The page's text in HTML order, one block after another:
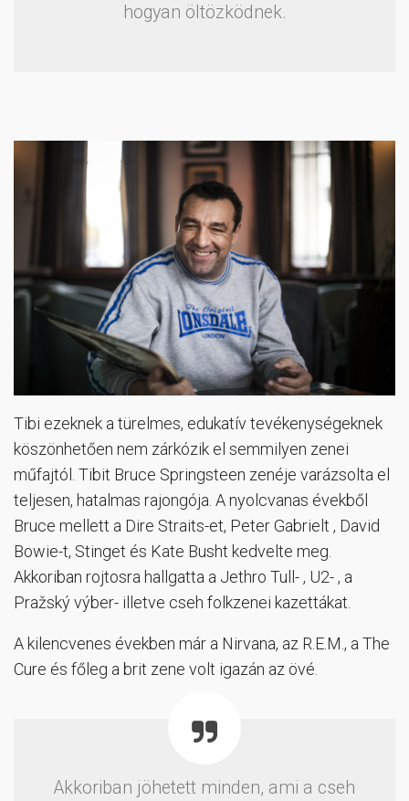
hogyan öltözködnek.
Tibi ezeknek a türelmes, edukatív tevékenységeknek
köszönhetően nem zárkózik el semmilyen zenei
műfajtól. Tibit Bruce Springsteen zenéje varázsolta el
teljesen, hatalmas rajongója. A nyolcvanas évekből
Bruce mellett a Dire Straits-et, Peter Gabrielt , David
Bowie-t, Stinget és Kate Busht kedvelte meg.
Akkoriban rojtosra hallgatta a Jethro Tull- , U2- , a
Pražský výber- illetve cseh folkzenei kazettákat.
A kilencvenes években már a Nirvana, az R.E.M., a The
Cure és főleg a brit zene volt igazán az övé.
Akkoriban jöhetett minden, ami a cseh